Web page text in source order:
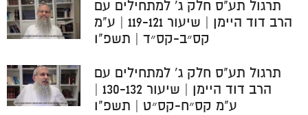
תרגול תע"ס חלק ג' למתחילים עם
הרב דוד היימן | שיעור 119-121 | ע"מ
קס״ב-קס״ד | תשפ"ו
תרגול תע"ס חלק ג' למתחילים עם
הרב דוד היימן | שיעור 130-132 |
ע"מ קס״ח-קס״ט | תשפ"ו